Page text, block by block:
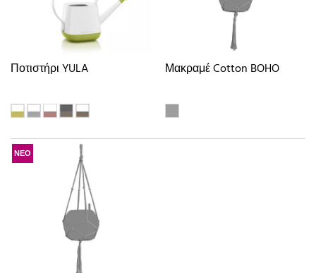
Ποτιστήρι YULA Μακραμέ Cotton BOHO
ΝΕΟ